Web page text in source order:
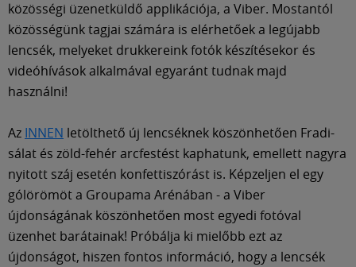
közösségi üzenetküldő applikációja, a Viber. Mostantól
közösségünk tagjai számára is elérhetőek a legújabb
lencsék, melyeket drukkereink fotók készítésekor és
videóhívások alkalmával egyaránt tudnak majd
használni!
Az INNEN letölthető új lencséknek köszönhetően Fradi-
sálat és zöld-fehér arcfestést kaphatunk, emellett nagyra
nyitott száj esetén konfettiszórást is. Képzeljen el egy
gólörömöt a Groupama Arénában - a Viber
újdonságának köszönhetően most egyedi fotóval
üzenhet barátainak! Próbálja ki mielőbb ezt az
újdonságot, hiszen fontos információ, hogy a lencsék
Közösség
Múzeum
English